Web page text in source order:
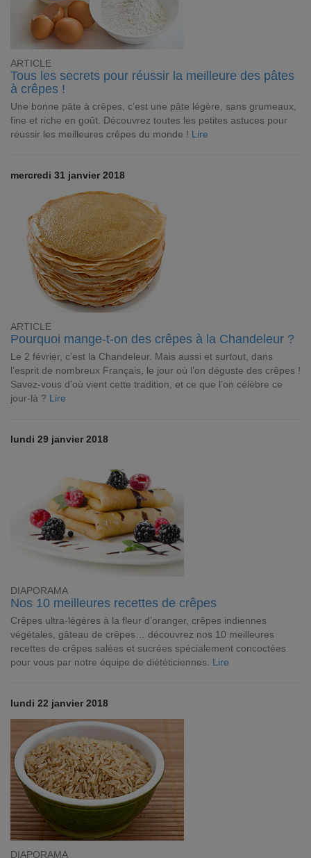
ARTICLE
Tous les secrets pour réussir la meilleure des pâtes
à crêpes !
Une bonne pâte à crêpes, c’est une pâte légère, sans grumeaux,
fine et riche en goût. Découvrez toutes les petites astuces pour
réussir les meilleures crêpes du monde ! Lire
mercredi 31 janvier 2018
ARTICLE
Pourquoi mange-t-on des crêpes à la Chandeleur ?
Le 2 février, c’est la Chandeleur. Mais aussi et surtout, dans
l’esprit de nombreux Français, le jour où l’on déguste des crêpes !
Savez-vous d’où vient cette tradition, et ce que l’on célèbre ce
jour-là ? Lire
lundi 29 janvier 2018
DIAPORAMA
Nos 10 meilleures recettes de crêpes
Crêpes ultra-légères à la fleur d’oranger, crêpes indiennes
végétales, gâteau de crêpes… découvrez nos 10 meilleures
recettes de crêpes salées et sucrées spécialement concoctées
pour vous par notre équipe de diététiciennes. Lire
lundi 22 janvier 2018
DIAPORAMA